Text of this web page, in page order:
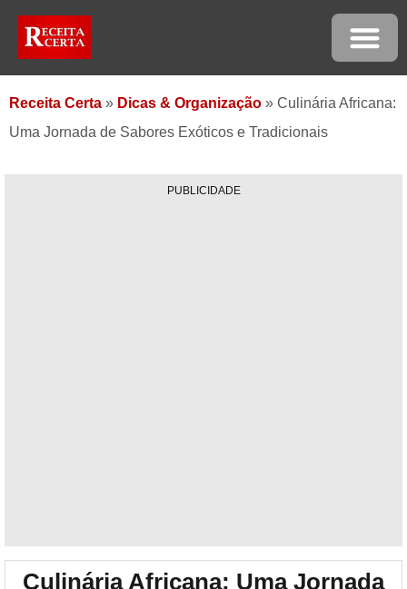
Receita Certa » Dicas & Organização » Culinária Africana:
Uma Jornada de Sabores Exóticos e Tradicionais
PUBLICIDADE
Culinária Africana: Uma Jornada